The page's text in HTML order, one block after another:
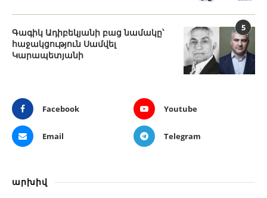
5
Գագիկ Ադիբեկյանի բաց նամակը՝
հաջակցություն Սամվել
Կարապետյանի
Facebook Youtube
Email Telegram
արխիվ